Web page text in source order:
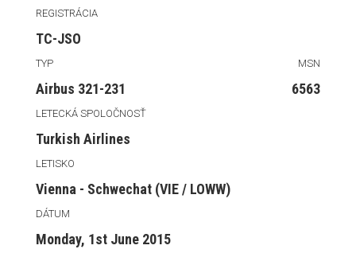
REGISTRÁCIA
TC-JSO
TYP MSN
Airbus 321-231 6563
LETECKÁ SPOLOČNOSŤ
Turkish Airlines
LETISKO
Vienna - Schwechat (VIE / LOWW)
DÁTUM
Monday, 1st June 2015